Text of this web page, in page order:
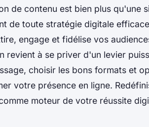
de contenu est bien plus qu'une
de toute stratégie digitale
engage et fidélise vos
revient à se priver d'un levier
choisir les bons formats et
votre présence en ligne.
moteur de votre réussite